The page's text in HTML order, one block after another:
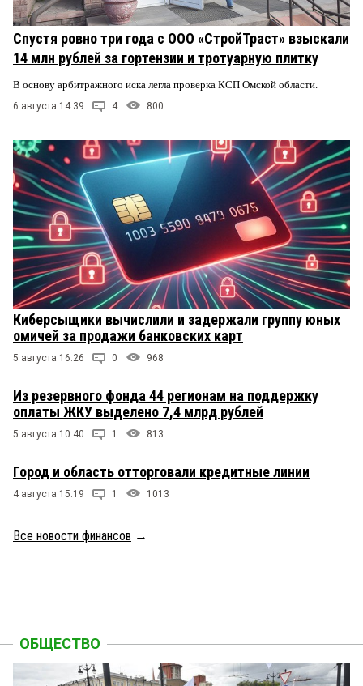
Спустя ровно три года с ООО «СтройТраст» взыскали
14 млн рублей за гортензии и тротуарную плитку
В основу арбитражного иска легла проверка КСП Омской области.
6 августа 14:39 4 800
Киберсыщики вычислили и задержали группу юных
омичей за продажи банковских карт
5 августа 16:26 0 968
Из резервного фонда 44 регионам на поддержку
оплаты ЖКУ выделено 7,4 млрд рублей
5 августа 10:40 1 813
Город и область отторговали кредитные линии
4 августа 15:19 1 1013
Все новости финансов →
ОБЩЕСТВО